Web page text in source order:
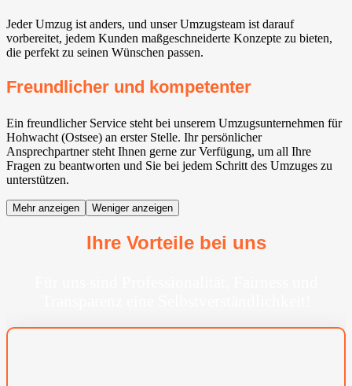
Jeder Umzug ist anders, und unser Umzugsteam ist darauf
vorbereitet, jedem Kunden maßgeschneiderte Konzepte zu bieten,
die perfekt zu seinen Wünschen passen.
Freundlicher und kompetenter
Ein freundlicher Service steht bei unserem Umzugsunternehmen für
Hohwacht (Ostsee) an erster Stelle. Ihr persönlicher
Ansprechpartner steht Ihnen gerne zur Verfügung, um all Ihre
Fragen zu beantworten und Sie bei jedem Schritt des Umzuges zu
unterstützen.
Mehr anzeigen Weniger anzeigen
Ihre Vorteile bei uns